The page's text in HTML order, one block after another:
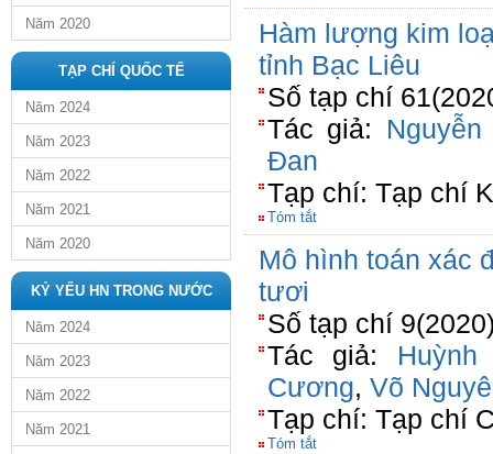
Năm 2020
TẠP CHÍ QUỐC TẾ
Năm 2024
Năm 2023
Năm 2022
Năm 2021
Năm 2020
KỶ YẾU HN TRONG NƯỚC
Năm 2024
Năm 2023
Năm 2022
Năm 2021
Hàm lượng kim
tỉnh Bạc Liêu
Số tạp chí
Tác giả:
Đan
Tạp chí: Tạp chí
Tóm tắt
Mô hình toán xác
tươi
Số tạp chí
Tác giả:
Cương, Võ
Tạp chí: Tạp chí
Tóm tắt